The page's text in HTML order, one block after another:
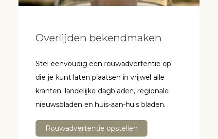
Overlijden bekendmaken
Stel eenvoudig een rouwadvertentie op
die je kunt laten plaatsen in vrijwel alle
kranten: landelijke dagbladen, regionale
nieuwsbladen en huis-aan-huis bladen.
Rouwadvertentie opstellen